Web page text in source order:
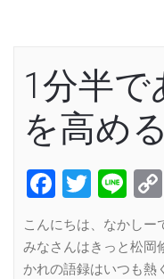
1分半で
を高め
Facebook
Twitter
Line
こんにちは、なかしー
みなさんはきっと松岡
かれの語録はいつも熱